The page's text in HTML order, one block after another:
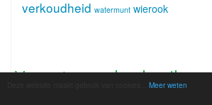
Meer weten
verkoudheid watermunt wierook
Verantwoord gebruik